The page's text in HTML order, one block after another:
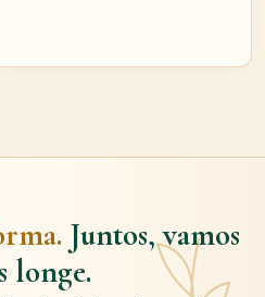
Juntos, vamos
longe.